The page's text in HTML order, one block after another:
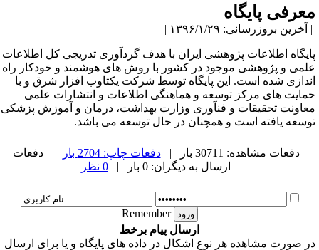
پایگاه
بروزرسانی: ۱۳۹۶/۱/۲۹ |
اطلاعات پژوهشی ایران با هدف گردآوری تدریجی کل اطلاعات
و پژوهشی موجود در کشور با روش های هوشمند و خودکار راه
شده است. این پایگاه توسط شرکت یکتاوب افزار شرق و با
های مرکز توسعه و هماهنگی اطلاعات و انتشارات علمی
تحقیقات و فنآوری وزارت بهداشت، درمان و آموزش پزشکی
یافته است و همچنان در حال توسعه می باشد.
دفعات مشاهده: 30711 بار | دفعات چاپ: 2704 بار
| دفعات
ارسال به دیگران: 0 بار |
Remember
ارسال پیام برخط
صورت مشاهده هر نوع اشکال در داده های پایگاه و یا برای ارسال